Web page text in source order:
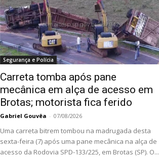
Segurança e Polícia
Carreta tomba após pane
mecânica em alça de acesso em
Brotas; motorista fica ferido
Gabriel Gouvêa - 07/08/2026
Uma carreta bitrem tombou na madrugada desta
sexta-feira (7) após uma pane mecânica na alça de
acesso da Rodovia SPD-133/225, em Brotas (SP). O...